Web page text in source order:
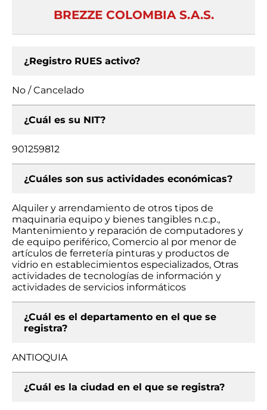
BREZZE COLOMBIA S.A.S.
¿Registro RUES activo?
No / Cancelado
¿Cuál es su NIT?
901259812
¿Cuáles son sus actividades económicas?
Alquiler y arrendamiento de otros tipos de
maquinaria equipo y bienes tangibles n.c.p.,
Mantenimiento y reparación de computadores y
de equipo periférico, Comercio al por menor de
artículos de ferretería pinturas y productos de
vidrio en establecimientos especializados, Otras
actividades de tecnologías de información y
actividades de servicios informáticos
¿Cuál es el departamento en el que se
registra?
ANTIOQUIA
¿Cuál es la ciudad en el que se registra?